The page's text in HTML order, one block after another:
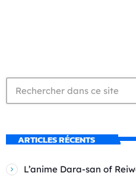
ARTICLES RÉCENTS
L’anime Dara-san of